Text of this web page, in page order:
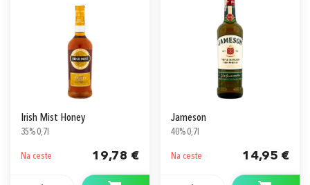
Irish Mist Honey
35% 0,7l
Na ceste 19,78 €
Jameson
40% 0,7l
Na ceste 14,95 €